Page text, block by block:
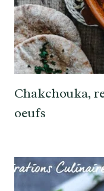
Chakchouka,
oeufs